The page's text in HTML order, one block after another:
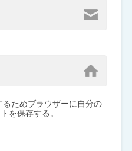
ためブラウザーに自分の
を保存する。